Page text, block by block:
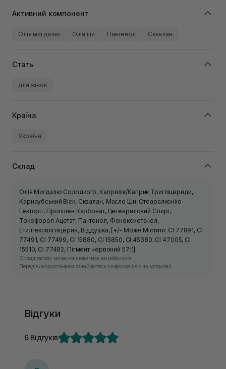
Активний компонент
Олія мигдалю Олія ши Пантенол Сквалан
Стать
для жінок
Країна
Україна
Склад
Олія Мигдалю Солодкого, Каприлік/Каприк Тригліцериди,
Карнаубський Віск, Сквалан, Масло Ши, Стеаралконію
Гекторіт, Пропілен Карбонат, Цетеариловий Спирт,
Токоферол Ацетат, Пантенол, Феноксиетанол,
Етилгексилгліцерин, Віддушка, [+/- Може Містити: CI 77891, CI
77491, CI 77499, CI 15880, CI 15850, CI 45380, CI 47005, CI
15510, CI 77492, Пігмент червоний 57:1].
Склад засобу може змінюватись виробником.
Перед використанням ознайомтесь з інформацією на упаковці.
Відгуки
6 Відгуків